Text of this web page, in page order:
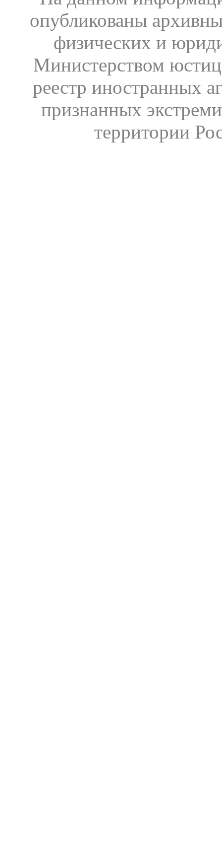
опубликованы
физических и
Министерством
реестр иностранных
признанных
территории